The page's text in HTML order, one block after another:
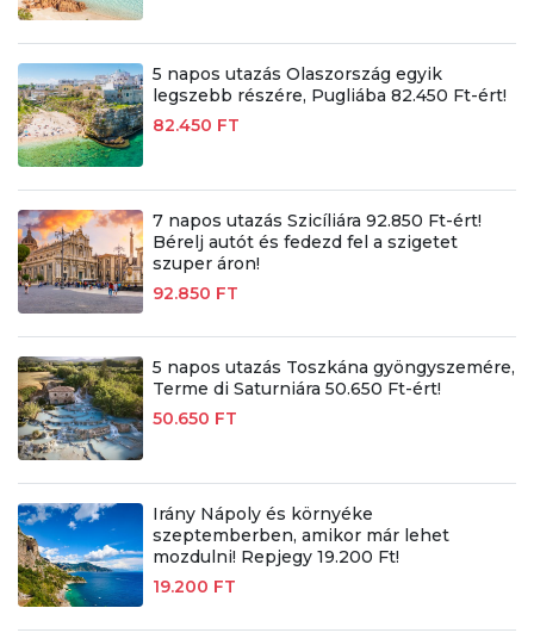
5 napos utazás Olaszország egyik
legszebb részére, Pugliába 82.450 Ft-ért!
82.450 FT
7 napos utazás Szicíliára 92.850 Ft-ért!
Bérelj autót és fedezd fel a szigetet
szuper áron!
92.850 FT
5 napos utazás Toszkána gyöngyszemére,
Terme di Saturniára 50.650 Ft-ért!
50.650 FT
Irány Nápoly és környéke
szeptemberben, amikor már lehet
mozdulni! Repjegy 19.200 Ft!
19.200 FT